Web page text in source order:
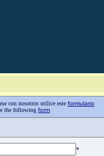
con nosotros utilice este formulario
the following form
*